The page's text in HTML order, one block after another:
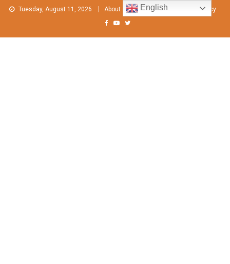
Skip
Tuesday, August 11, 2026 About Contact Us Privacy Policy
English